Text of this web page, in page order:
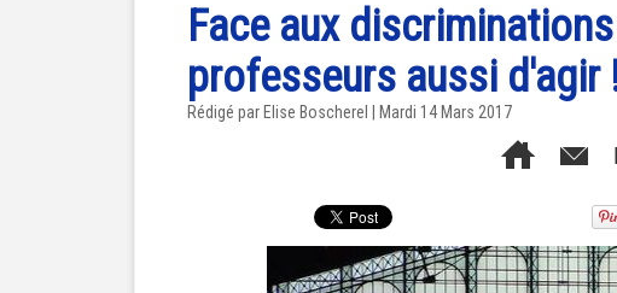
Face aux
professeurs aussi d'agir
Rédigé par Elise Boscherel | Mardi 14 Mars 2017